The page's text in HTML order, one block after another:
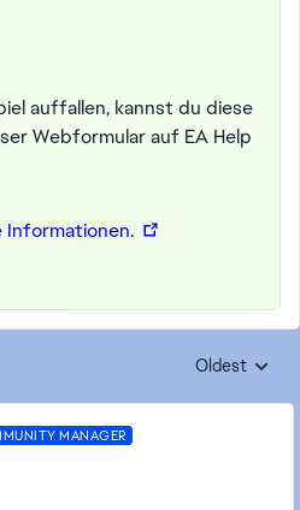
auffallen, kannst du diese
Webformular auf EA Help
Informationen.
Replies
Oldest
MANAGER